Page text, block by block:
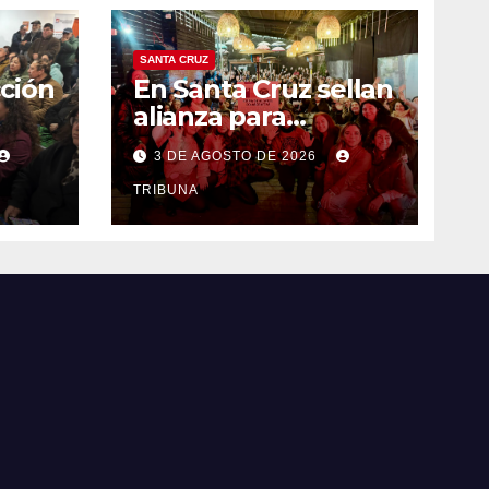
SANTA CRUZ
En Santa Cruz sellan
alianza para
fortalecer
autonomía
económica y
liderazgo femenino
3 DE AGOSTO DE 2026
TRIBUNA